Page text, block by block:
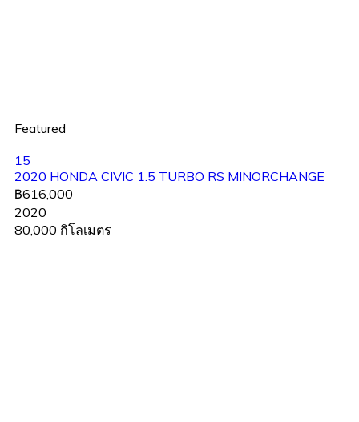
Featured
15
2020 HONDA CIVIC 1.5 TURBO RS MINORCHANGE
฿616,000
2020
80,000 กิโลเมตร